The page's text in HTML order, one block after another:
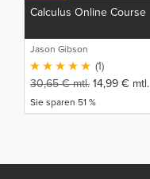
Calculus Online Course
Jason Gibson
(1)
30,65€mtl. 14,99 € mtl.
Sie sparen 51 %